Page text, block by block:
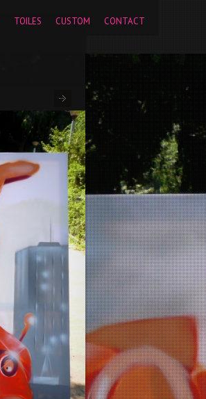
TOILES CUSTOM CONTACT